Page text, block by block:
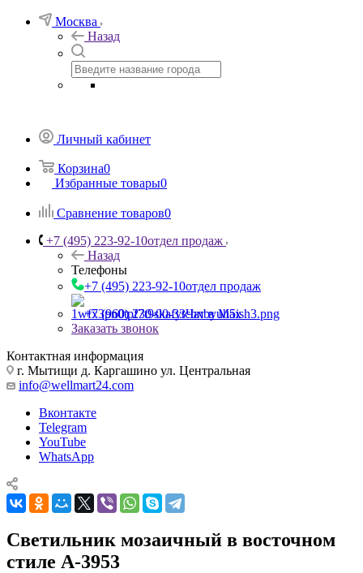
Москва
Назад
Личный кабинет
Корзина0
Избранные товары0
Сравнение товаров0
+7 (495) 223-92-10отдел продаж
Назад
Телефоны
+7 (495) 223-92-10отдел продаж
+7 (960) 230-00-33Чат в Max
Заказать звонок
Контактная информация
г. Мытищи д. Каргашино ул. Центральная
info@wellmart24.com
Вконтакте
Telegram
YouTube
WhatsApp
Светильник мозаичный в восточном
стиле A-3953